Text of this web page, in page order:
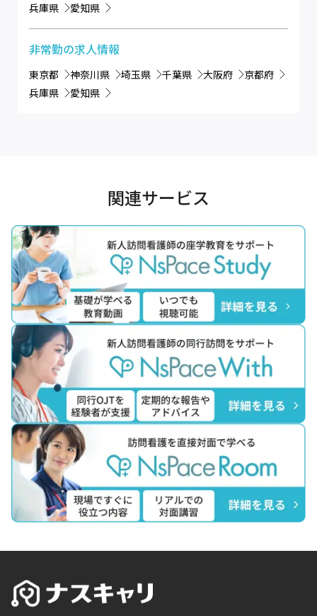
兵庫県
愛知県
非常勤の求人情報
東京都 神奈川県 埼玉県 千葉県 大阪府
京都府
兵庫県
愛知県
関連サービス